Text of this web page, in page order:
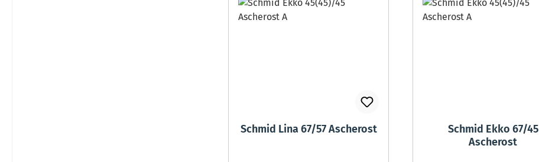
Schmid Lina 67/57 Ascherost
Schmid Ekko 67/45
Ascherost